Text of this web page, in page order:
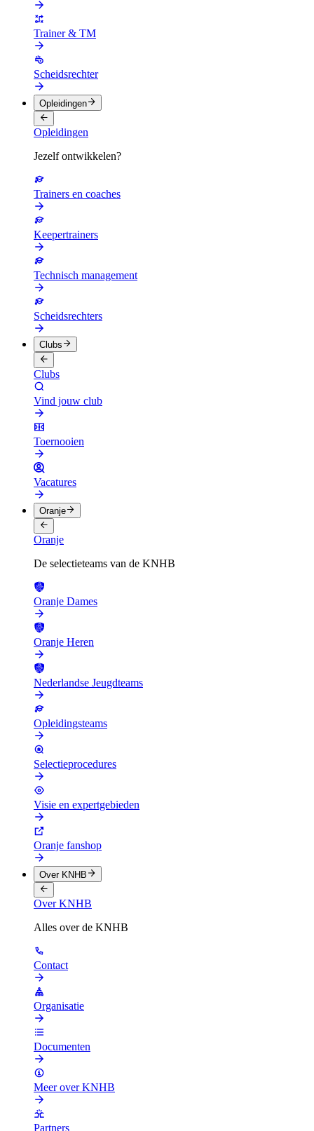
Trainer & TM
Scheidsrechter
Opleidingen
Opleidingen
Jezelf ontwikkelen?
Trainers en coaches
Keepertrainers
Technisch management
Scheidsrechters
Clubs
Clubs
Vind jouw club
Toernooien
Vacatures
Oranje
Oranje
De selectieteams van de KNHB
Oranje Dames
Oranje Heren
Nederlandse Jeugdteams
Opleidingsteams
Selectieprocedures
Visie en expertgebieden
Oranje fanshop
Over KNHB
Over KNHB
Alles over de KNHB
Contact
Organisatie
Documenten
Meer over KNHB
Partners